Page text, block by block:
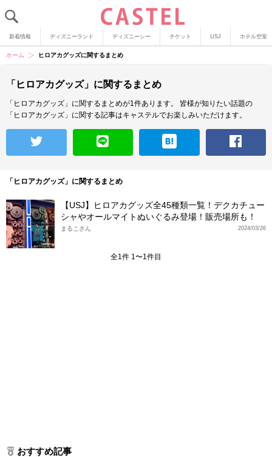
新着情報 ディズニーランド ディズニーシー チケット USJ ホテル空室
ホーム ヒロアカグッズに関するまとめ
「ヒロアカグッズ」に関するまとめ
「ヒロアカグッズ」に関するまとめが1件あります。
皆様が知りたい話題の
「ヒロアカグッズ」に関する記事はキャステルでお楽しみいただけます。
「ヒロアカグッズ」に関するまとめ
【USJ】ヒロアカグッズ全45種類一覧！デクカチュー
シャやオールマイトぬいぐるみ登場！販売場所も！
2024/03/26
まるこさん
全1件 1〜1件目
おすすめ記事